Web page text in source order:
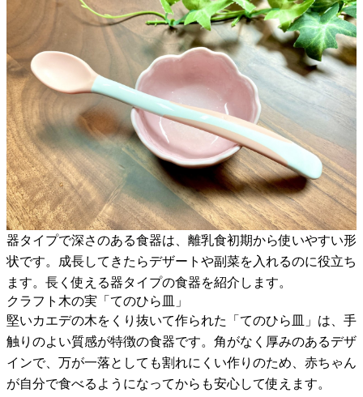
器タイプで深さのある食器は、離乳食初期から使いやすい形
状です。成長してきたらデザートや副菜を入れるのに役立ち
ます。長く使える器タイプの食器を紹介します。
クラフト木の実「てのひら皿」
堅いカエデの木をくり抜いて作られた「てのひら皿」は、手
触りのよい質感が特徴の食器です。角がなく厚みのあるデザ
インで、万が一落としても割れにくい作りのため、赤ちゃん
が自分で食べるようになってからも安心して使えます。